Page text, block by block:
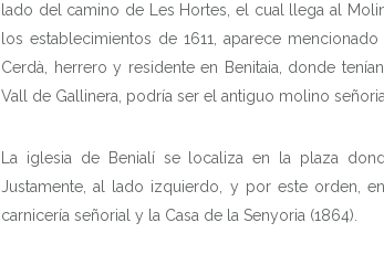
lado del camino de Les Hortes, el cual llega al
los establecimientos de 1611, aparece
Cerdà, herrero y residente en Benitaia, donde
Vall de Gallinera, podría ser el antiguo molino
La iglesia de Benialí se localiza en la plaza
Justamente, al lado izquierdo, y por este orden,
carnicería señorial y la Casa de la Senyoria (1864).